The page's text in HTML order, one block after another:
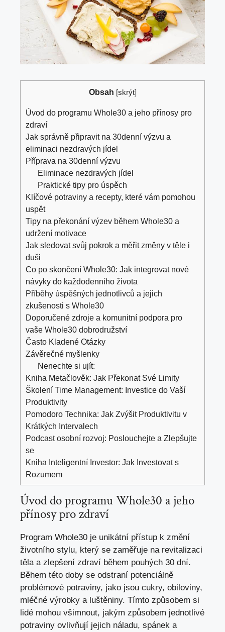
Obsah [skrýt]
Úvod do programu Whole30 a jeho přínosy pro
zdraví
Jak správně připravit na 30denní výzvu a
eliminaci nezdravých jídel
Příprava na 30denní výzvu
Eliminace nezdravých jídel
Praktické tipy pro úspěch
Klíčové potraviny a recepty, které vám pomohou
uspět
Tipy na překonání výzev během Whole30 a
udržení motivace
Jak sledovat svůj pokrok a měřit změny v těle i
duši
Co po skončení Whole30: Jak integrovat nové
návyky do každodenního života
Příběhy úspěšných jednotlivců a jejich
zkušenosti s Whole30
Doporučené zdroje a komunitní podpora pro
vaše Whole30 dobrodružství
Často Kladené Otázky
Závěrečné myšlenky
Nenechte si ujít:
Kniha Metačlověk: Jak Překonat Své Limity
Školení Time Management: Investice do Vaší
Produktivity
Pomodoro Technika: Jak Zvýšit Produktivitu v
Krátkých Intervalech
Podcast osobní rozvoj: Poslouchejte a Zlepšujte
se
Kniha Inteligentní Investor: Jak Investovat s
Rozumem
Úvod do programu Whole30 a jeho
přínosy pro zdraví
Program Whole30 je unikátní přístup k změní
životního stylu, který se zaměřuje na revitalizaci
těla a zlepšení zdraví během pouhých 30 dní.
Během této doby se odstraní potenciálně
problémové potraviny, jako jsou cukry, obiloviny,
mléčné výrobky a luštěniny. Tímto způsobem si
lidé mohou všimnout, jakým způsobem jednotlivé
potraviny ovlivňují jejich náladu, spánek a